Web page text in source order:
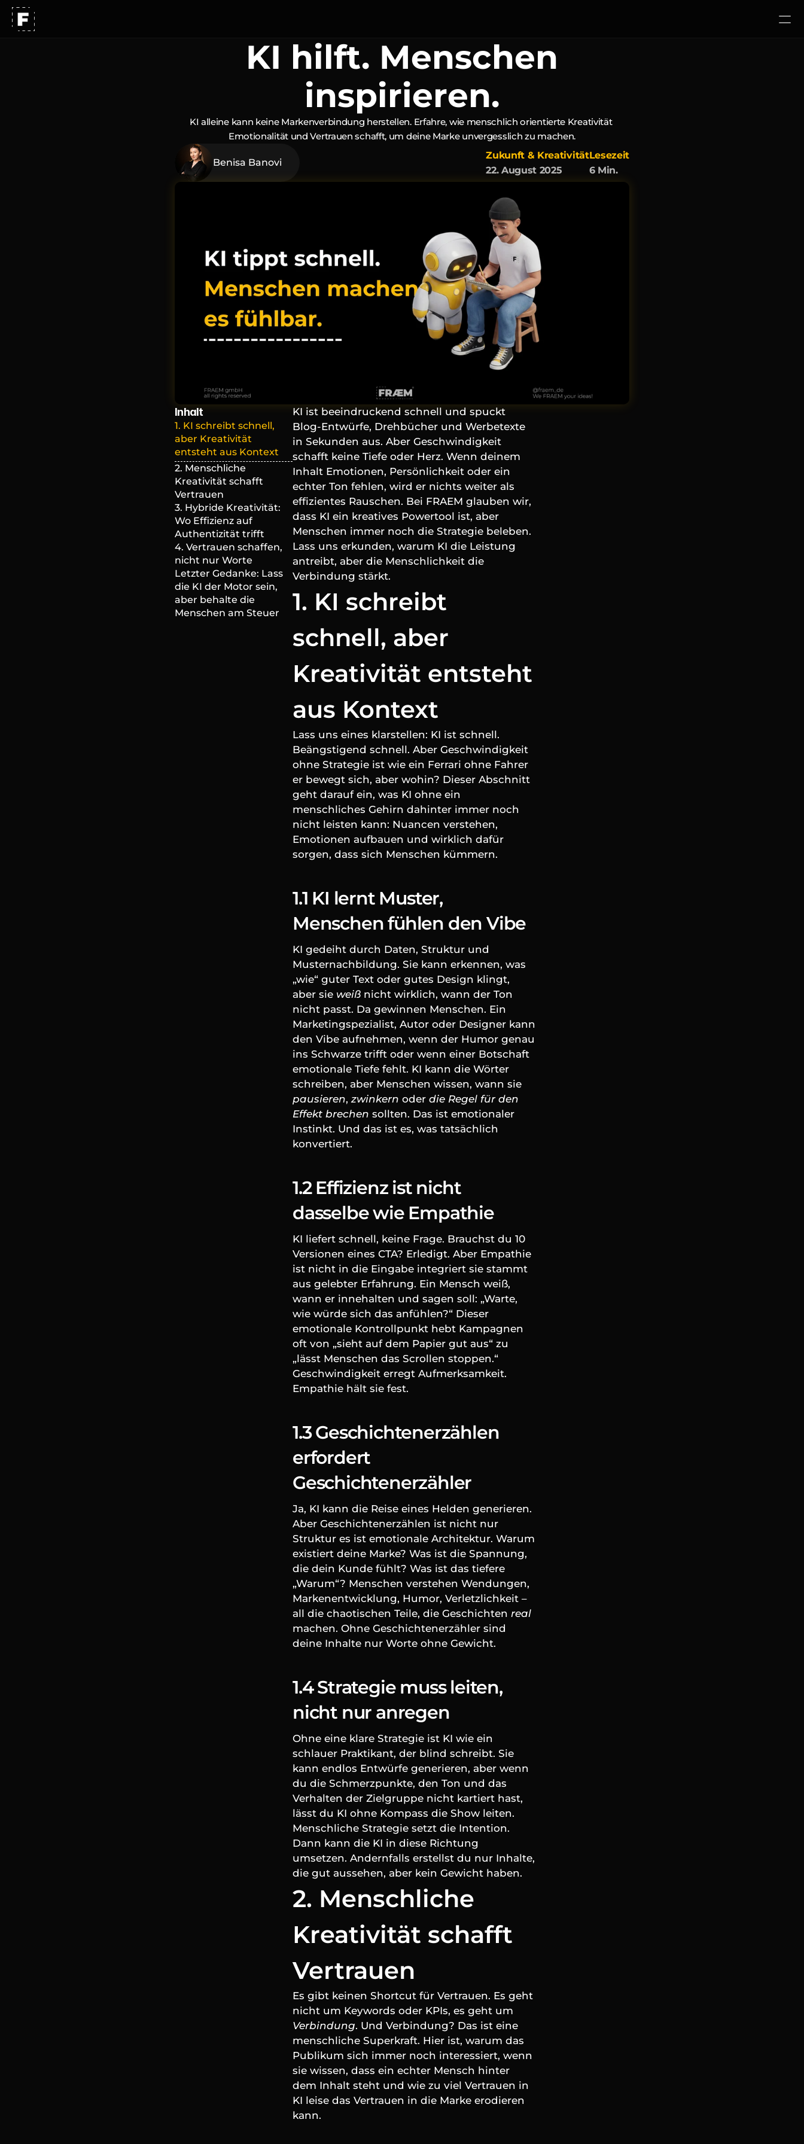
KI hilft. Menschen
inspirieren.
KI alleine kann keine Markenverbindung herstellen. Erfahre, wie menschlich orientierte Kreativität
Emotionalität und Vertrauen schafft, um deine Marke unvergesslich zu machen.
Benisa Banovi
Zukunft & Kreativität
22. August 2025
Lesezeit
6 Min.
Inhalt
1. KI schreibt schnell,
aber Kreativität
entsteht aus Kontext
2. Menschliche
Kreativität schafft
Vertrauen
3. Hybride Kreativität:
Wo Effizienz auf
Authentizität trifft
4. Vertrauen schaffen,
nicht nur Worte
Letzter Gedanke: Lass
die KI der Motor sein,
aber behalte die
Menschen am Steuer
KI ist beeindruckend schnell und spuckt
Blog-Entwürfe, Drehbücher und Werbetexte
in Sekunden aus. Aber Geschwindigkeit
schafft keine Tiefe oder Herz. Wenn deinem
Inhalt Emotionen, Persönlichkeit oder ein
echter Ton fehlen, wird er nichts weiter als
effizientes Rauschen. Bei FRAEM glauben wir,
dass KI ein kreatives Powertool ist, aber
Menschen immer noch die Strategie beleben.
Lass uns erkunden, warum KI die Leistung
antreibt, aber die Menschlichkeit die
Verbindung stärkt.
1. KI schreibt
schnell, aber
Kreativität entsteht
aus Kontext
Lass uns eines klarstellen: KI ist schnell.
Beängstigend schnell. Aber Geschwindigkeit
ohne Strategie ist wie ein Ferrari ohne Fahrer
er bewegt sich, aber wohin? Dieser Abschnitt
geht darauf ein, was KI ohne ein
menschliches Gehirn dahinter immer noch
nicht leisten kann: Nuancen verstehen,
Emotionen aufbauen und wirklich dafür
sorgen, dass sich Menschen kümmern.
1.1 KI lernt Muster,
Menschen fühlen den Vibe
KI gedeiht durch Daten, Struktur und
Musternachbildung. Sie kann erkennen, was
„wie“ guter Text oder gutes Design klingt,
aber sie weiß nicht wirklich, wann der Ton
nicht passt. Da gewinnen Menschen. Ein
Marketingspezialist, Autor oder Designer kann
den Vibe aufnehmen, wenn der Humor genau
ins Schwarze trifft oder wenn einer Botschaft
emotionale Tiefe fehlt. KI kann die Wörter
pausieren, zwinkern oder die Regel für den
Effekt brechen sollten. Das ist emotionaler
Instinkt. Und das ist es, was tatsächlich
konvertiert.
1.2 Effizienz ist nicht
dasselbe wie Empathie
KI liefert schnell, keine Frage. Brauchst du 10
Versionen eines CTA? Erledigt. Aber Empathie
ist nicht in die Eingabe integriert sie stammt
aus gelebter Erfahrung. Ein Mensch weiß,
wann er innehalten und sagen soll: „Warte,
wie würde sich das anfühlen?“ Dieser
emotionale Kontrollpunkt hebt Kampagnen
oft von „sieht auf dem Papier gut aus“ zu
„lässt Menschen das Scrollen stoppen.“
Geschwindigkeit erregt Aufmerksamkeit.
Empathie hält sie fest.
1.3 Geschichtenerzählen
erfordert
Geschichtenerzähler
Ja, KI kann die Reise eines Helden generieren.
Aber Geschichtenerzählen ist nicht nur
Struktur es ist emotionale Architektur. Warum
existiert deine Marke? Was ist die Spannung,
die dein Kunde fühlt? Was ist das tiefere
„Warum“? Menschen verstehen Wendungen,
Markenentwicklung, Humor, Verletzlichkeit –
all die chaotischen Teile, die Geschichten real
machen. Ohne Geschichtenerzähler sind
deine Inhalte nur Worte ohne Gewicht.
1.4 Strategie muss leiten,
nicht nur anregen
Ohne eine klare Strategie ist KI wie ein
schlauer Praktikant, der blind schreibt. Sie
kann endlos Entwürfe generieren, aber wenn
du die Schmerzpunkte, den Ton und das
Verhalten der Zielgruppe nicht kartiert hast,
lässt du KI ohne Kompass die Show leiten.
Menschliche Strategie setzt die Intention.
Dann kann die KI in diese Richtung
umsetzen. Andernfalls erstellst du nur Inhalte,
die gut aussehen, aber kein Gewicht haben.
2. Menschliche
Kreativität schafft
Vertrauen
Es gibt keinen Shortcut für Vertrauen. Es geht
Verbindung. Und Verbindung? Das ist eine
menschliche Superkraft. Hier ist, warum das
Publikum sich immer noch interessiert, wenn
sie wissen, dass ein echter Mensch hinter
dem Inhalt steht und wie zu viel Vertrauen in
KI leise das Vertrauen in die Marke erodieren
kann.